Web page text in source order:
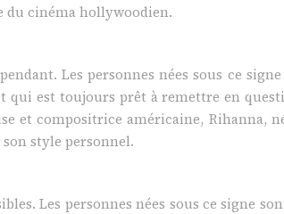
du cinéma hollywoodien.
Les personnes nées sous ce
est toujours prêt à remettre en
et compositrice américaine,
style personnel.
Les personnes nées sous ce signe